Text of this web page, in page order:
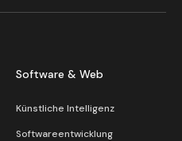
Software & Web
Künstliche Intelligenz
Softwareentwicklung